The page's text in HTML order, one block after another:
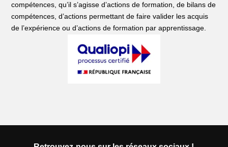
compétences, qu’il s’agisse d’actions de formation, de bilans de
compétences, d’actions permettant de faire valider les acquis
de l’expérience ou d’actions de formation par apprentissage.